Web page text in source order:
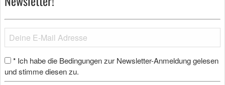
* Ich habe die Bedingungen zur Newsletter-Anmeldung gelesen
und stimme diesen zu.